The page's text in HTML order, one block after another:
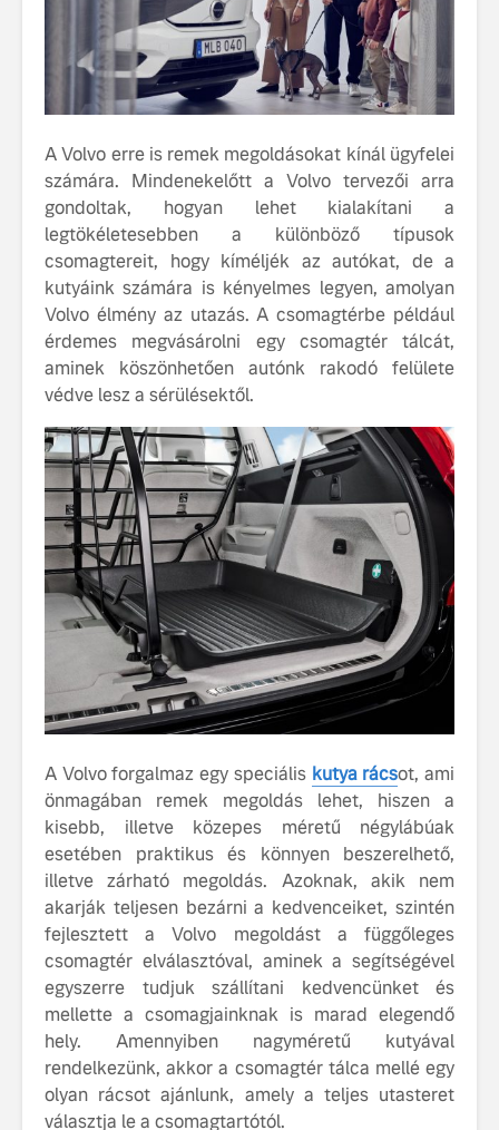
A Volvo erre is remek megoldásokat kínál ügyfelei
számára. Mindenekelőtt a Volvo tervezői arra
gondoltak, hogyan lehet kialakítani a
legtökéletesebben a különböző típusok
csomagtereit, hogy kíméljék az autókat, de a
kutyáink számára is kényelmes legyen, amolyan
Volvo élmény az utazás. A csomagtérbe például
érdemes megvásárolni egy csomagtér tálcát,
aminek köszönhetően autónk rakodó felülete
védve lesz a sérülésektől.
A Volvo forgalmaz egy speciális kutya rácsot, ami
önmagában remek megoldás lehet, hiszen a
kisebb, illetve közepes méretű négylábúak
esetében praktikus és könnyen beszerelhető,
illetve zárható megoldás. Azoknak, akik nem
akarják teljesen bezárni a kedvenceiket, szintén
fejlesztett a Volvo megoldást a függőleges
csomagtér elválasztóval, aminek a segítségével
egyszerre tudjuk szállítani kedvencünket és
mellette a csomagjainknak is marad elegendő
hely. Amennyiben nagyméretű kutyával
rendelkezünk, akkor a csomagtér tálca mellé egy
olyan rácsot ajánlunk, amely a teljes utasteret
választja le a csomagtartótól.
Az új Volvo EX60 új
szintre emeli a
fenntarthatóságot
Az autó,
ismerje
tisztán
Volvo
A Volvo
Country:
képes,
jut